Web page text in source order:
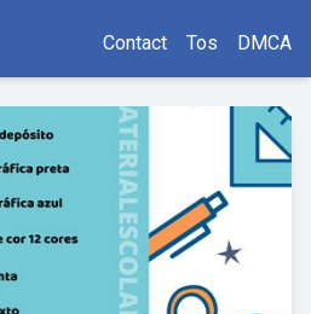
Contact Tos DMCA